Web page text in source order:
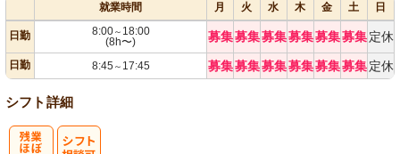
就業時間 月 火 水 木 金 土 日
日勤 8:00～ 18:00
(8h〜)
募集募集募集募集募集募集 定休
日勤 8:45 ～ 17:45 募集募集募集募集募集募集 定休
シフト詳細